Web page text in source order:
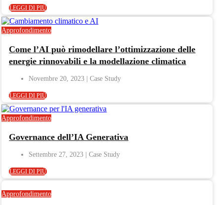
LEGGI DI PIÙ
Approfondimento
Come l’AI può rimodellare l’ottimizzazione delle
energie rinnovabili e la modellazione climatica
Novembre 20, 2023
LEGGI DI PIÙ
Approfondimento
Governance dell’IA Generativa
Settembre 27, 2023
LEGGI DI PIÙ
Approfondimento